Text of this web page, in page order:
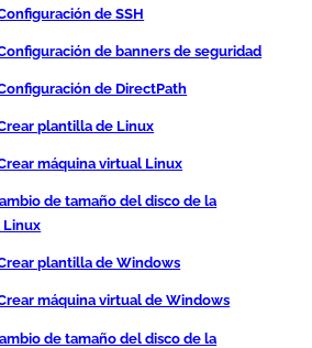
de SSH
de banners de seguridad
de DirectPath
plantilla de Linux
máquina virtual Linux
de tamaño del disco de la
Linux
plantilla de Windows
máquina virtual de Windows
de tamaño del disco de la